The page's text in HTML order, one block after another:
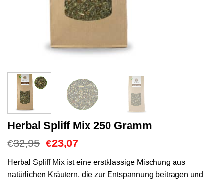
Herbal Spliff Mix 250 Gramm
€32,95 Ursprünglicher
war:
€32,95
€23,07Aktueller
ist:
€23,07.
Herbal Spliff Mix ist eine erstklassige Mischung aus
natürlichen Kräutern, die zur Entspannung beitragen und